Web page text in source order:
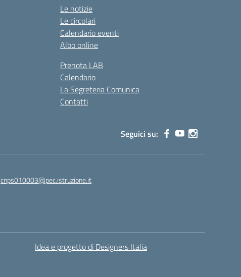
Le notizie
Le circolari
Calendario eventi
Albo online
Prenota LAB
Calendario
La Segreteria Comunica
Contatti
Seguici su:
cnps010003@pec.istruzione.it
Idea e progetto di Designers Italia